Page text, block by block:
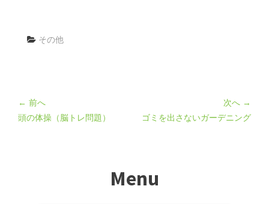
その他
← 前へ
頭の体操（脳トレ問題）
次へ →
ゴミを出さないガーデニング
Menu